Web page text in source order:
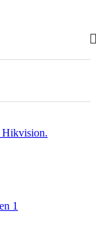
Hikvision.